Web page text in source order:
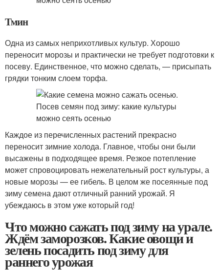
Тмин
Одна из самых неприхотливых культур. Хорошо
переносит морозы и практически не требует подготовки к
посеву. Единственное, что можно сделать, — присыпать
грядки тонким слоем торфа.
Каждое из перечисленных растений прекрасно
переносит зимние холода. Главное, чтобы они были
высажены в подходящее время. Резкое потепление
может спровоцировать нежелательный рост культуры, а
новые морозы — ее гибель. В целом же посеянные под
зиму семена дают отличный ранний урожай. Я
убеждаюсь в этом уже который год!
Что можно сажать под зиму на урале.
Ждём заморозков. Какие овощи и
зелень посадить под зиму для
раннего урожая